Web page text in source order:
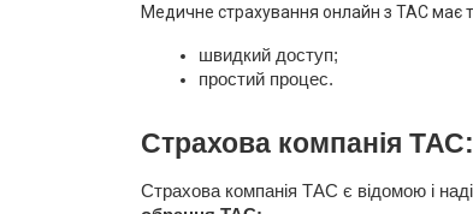
Медичне страхування онлайн з ТАС має
швидкий доступ;
простий процес.
Страхова компанія
Страхова компанія ТАС є відомою і